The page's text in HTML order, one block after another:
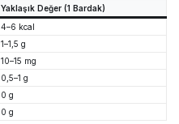
Yaklaşık Değer (1 Bardak)
4–6 kcal
1–1,5 g
10–15 mg
0,5–1 g
0 g
0 g